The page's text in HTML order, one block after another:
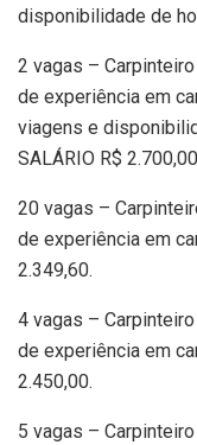
disponibilidade de
2 vagas –
de experiência em
viagens e
SALÁRIO R$
20 vagas –
de experiência em
2.349,60.
4 vagas –
de experiência em
2.450,00.
5 vagas –